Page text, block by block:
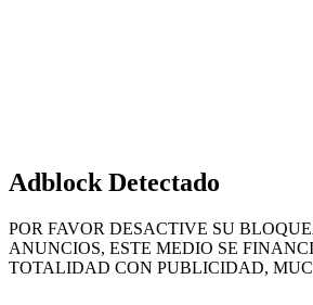
Adblock Detectado
POR FAVOR DESACTIVE SU
ANUNCIOS, ESTE MEDIO SE
TOTALIDAD CON PUBLICIDAD,